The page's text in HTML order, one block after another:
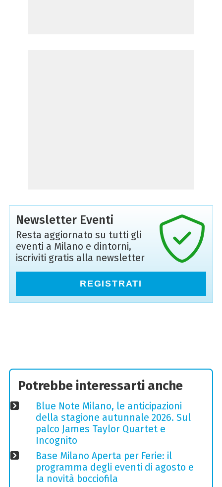
Newsletter Eventi
Resta aggiornato su tutti gli
eventi a Milano e dintorni,
iscriviti gratis alla newsletter
REGISTRATI
Potrebbe interessarti anche
Blue Note Milano, le anticipazioni
della stagione autunnale 2026. Sul
palco James Taylor Quartet e
Incognito
Base Milano Aperta per Ferie: il
programma degli eventi di agosto e
la novità bocciofila